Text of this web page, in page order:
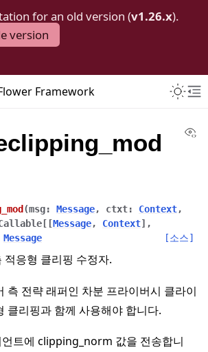
for an old version (v1.26.x).
version
sidebar
Framework
(msg: Message, ctxt: Context,
[ [Message, Context] ,
Message [소스]
적응형 클리핑 수정자.
측 전략 래퍼인 차분 프라이버시 클라이
클리핑과 함께 사용해야 합니다.
트에 clipping_norm 값을 전송합니